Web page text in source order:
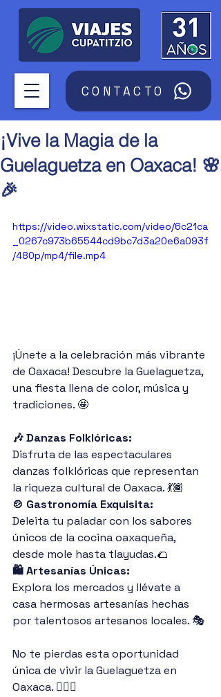
CONTACTO
¡Vive la Magia de la
Guelaguetza en Oaxaca! 🌸
🎉
https://video.wixstatic.com/video/6c21ca
_0267c973b65544cd9bc7d3a20e6a093f
/480p/mp4/file.mp4
¡Únete a la celebración más vibrante
de Oaxaca! Descubre la Guelaguetza,
una fiesta llena de color, música y
tradiciones. 🤩
🎶 Danzas Folklóricas:
Disfruta de las espectaculares
danzas folklóricas que representan
la riqueza cultural de Oaxaca. 💃🏾
🍲 Gastronomía Exquisita:
Deleita tu paladar con los sabores
únicos de la cocina oaxaqueña,
desde mole hasta tlayudas.🌮
🛍️ Artesanías Únicas:
Explora los mercados y llévate a
casa hermosas artesanías hechas
por talentosos artesanos locales. 🎭
No te pierdas esta oportunidad
única de vivir la Guelaguetza en
Oaxaca. 🙋🏻‍♀️